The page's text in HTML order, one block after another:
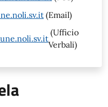
(Email)
(Ufficio
Verbali)